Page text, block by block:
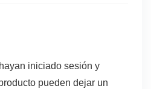
iniciado sesión y
pueden dejar un